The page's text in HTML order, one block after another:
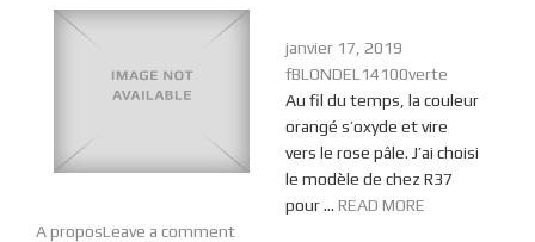
janvier 17, 2019
fBLONDEL14100verte
Au fil du temps, la couleur
orangé s’oxyde et vire
vers le rose pâle. J’ai choisi
le modèle de chez R37
pour ... READ MORE
A proposLeave a comment